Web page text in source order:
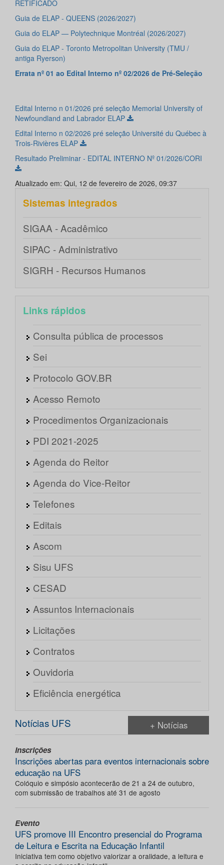
RETIFICADO
Guia de ELAP - QUEENS (2026/2027)
Guia do ELAP — Polytechnique Montréal (2026/2027)
Guia do ELAP - Toronto Metropolitan University (TMU /
antiga Ryerson)
Errata nº 01 ao Edital Interno nº 02/2026 de Pré-Seleção
Edital Interno n 01/2026 pré seleção Memorial University of
Newfoundland and Labrador ELAP
Edital Interno n 02/2026 pré seleção Université du Québec à
Trois-Rivières ELAP
Resultado Preliminar - EDITAL INTERNO Nº 01/2026/CORI
Atualizado em: Qui, 12 de fevereiro de 2026, 09:37
Sistemas integrados
SIGAA - Acadêmico
SIPAC - Administrativo
SIGRH - Recursos Humanos
Links rápidos
Consulta pública de processos
Sei
Protocolo GOV.BR
Acesso Remoto
Procedimentos Organizacionais
PDI 2021-2025
Agenda do Reitor
Agenda do Vice-Reitor
Telefones
Editais
Ascom
Sisu UFS
CESAD
Assuntos Internacionais
Licitações
Contratos
Ouvidoria
Eficiência energética
Notícias UFS + Notícias
Inscrições
Inscrições abertas para eventos internacionais sobre
educação na UFS
Colóquio e simpósio acontecerão de 21 a 24 de outubro,
com submissão de trabalhos até 31 de agosto
Evento
UFS promove III Encontro presencial do Programa
de Leitura e Escrita na Educação Infantil
Iniciativa tem como objetivo valorizar a oralidade, a leitura e